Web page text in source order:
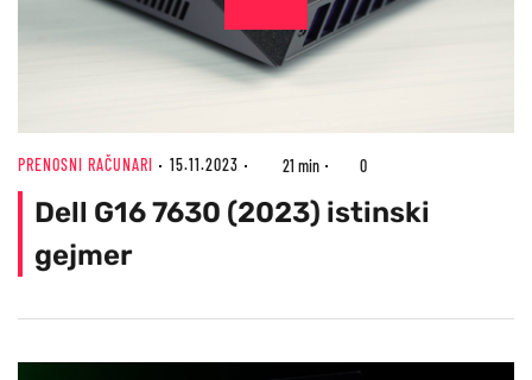
PRENOSNI RAČUNARI 15.11.2023 21 min 0
Dell G16 7630 (2023) istinski
gejmer